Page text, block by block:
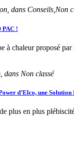
dans Conseils,Non
PAC !
à chaleur proposé par
dans Non classé
d’Elco, une
plus en plus